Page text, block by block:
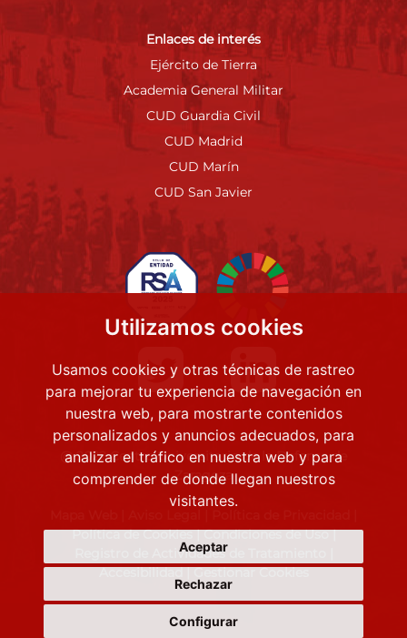
Utilizamos cookies
Usamos cookies y otras técnicas de rastreo
para mejorar tu experiencia de navegación en
nuestra web, para mostrarte contenidos
personalizados y anuncios adecuados, para
analizar el tráfico en nuestra web y para
comprender de donde llegan nuestros
visitantes.
Aceptar
Rechazar
Configurar
Enlaces de interés
Ejército de Tierra
Academia General Militar
CUD Guardia Civil
CUD Madrid
CUD Marín
CUD San Javier
@ 2022 Centro Universitario de la Defensa de
Zaragoza
Política de Cookies|Condiciones de Uso|
Registro de Actividades de Tratamiento
Accesibilidad|Gestionar Cookies